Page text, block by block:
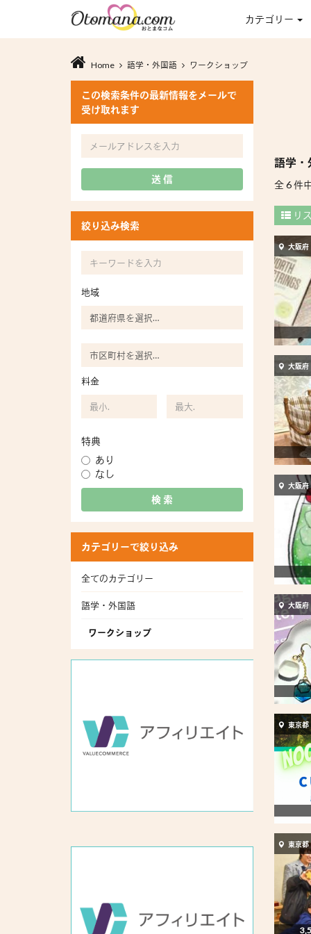
カテゴリー
Home 語学・外国語 ワークショップ
この検索条件の最新情報をメールで
受け取れます
送 信
絞り込み検索
地域
料金
特典
あり
なし
検 索
カテゴリーで絞り込み
全てのカテゴリー
語学・外国語
ワークショップ
語学・
全 6 件
リ
大阪府
大阪府
大阪府
大阪府
東京都
東京都